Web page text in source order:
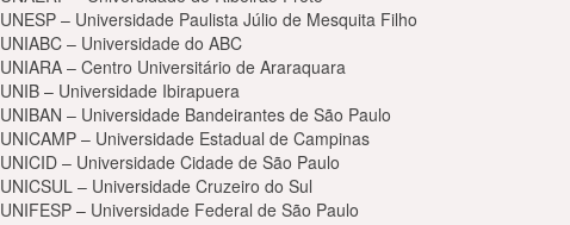
UNESP – Universidade Paulista Júlio de Mesquita Filho
UNIABC – Universidade do ABC
UNIARA – Centro Universitário de Araraquara
UNIB – Universidade Ibirapuera
UNIBAN – Universidade Bandeirantes de São Paulo
UNICAMP – Universidade Estadual de Campinas
UNICID – Universidade Cidade de São Paulo
UNICSUL – Universidade Cruzeiro do Sul
UNIFESP – Universidade Federal de São Paulo